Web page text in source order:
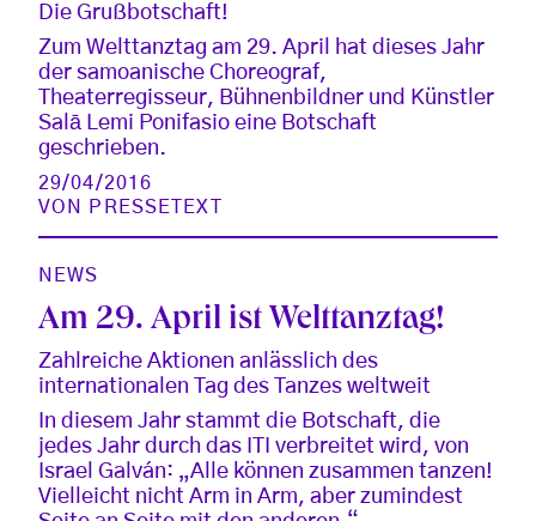
Die Grußbotschaft!
Zum Welttanztag am 29. April hat dieses Jahr
der samoanische Choreograf,
Theaterregisseur, Bühnenbildner und Künstler
Salā Lemi Ponifasio eine Botschaft
geschrieben.
29/04/2016
VON
PRESSETEXT
NEWS
Am 29. April ist Welttanztag!
Zahlreiche Aktionen anlässlich des
internationalen Tag des Tanzes weltweit
In diesem Jahr stammt die Botschaft, die
jedes Jahr durch das ITI verbreitet wird, von
Israel Galván: „Alle können zusammen tanzen!
Vielleicht nicht Arm in Arm, aber zumindest